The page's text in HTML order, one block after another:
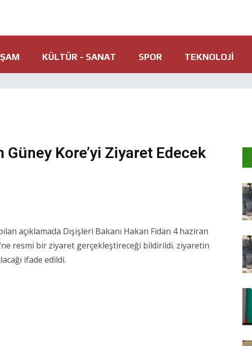
KÜLTÜR - SANAT SPOR TEKNOLOJI
Güney Kore’yi Ziyaret Edecek
açıklamada Dışişleri Bakanı Hakan Fidan 4 haziran
resmi bir ziyaret gerçekleştireceği bildirildi. ziyaretin
ifade edildi.